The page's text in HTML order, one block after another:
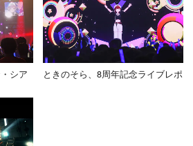
シア
ときのそら、8周年記念ライブレポ